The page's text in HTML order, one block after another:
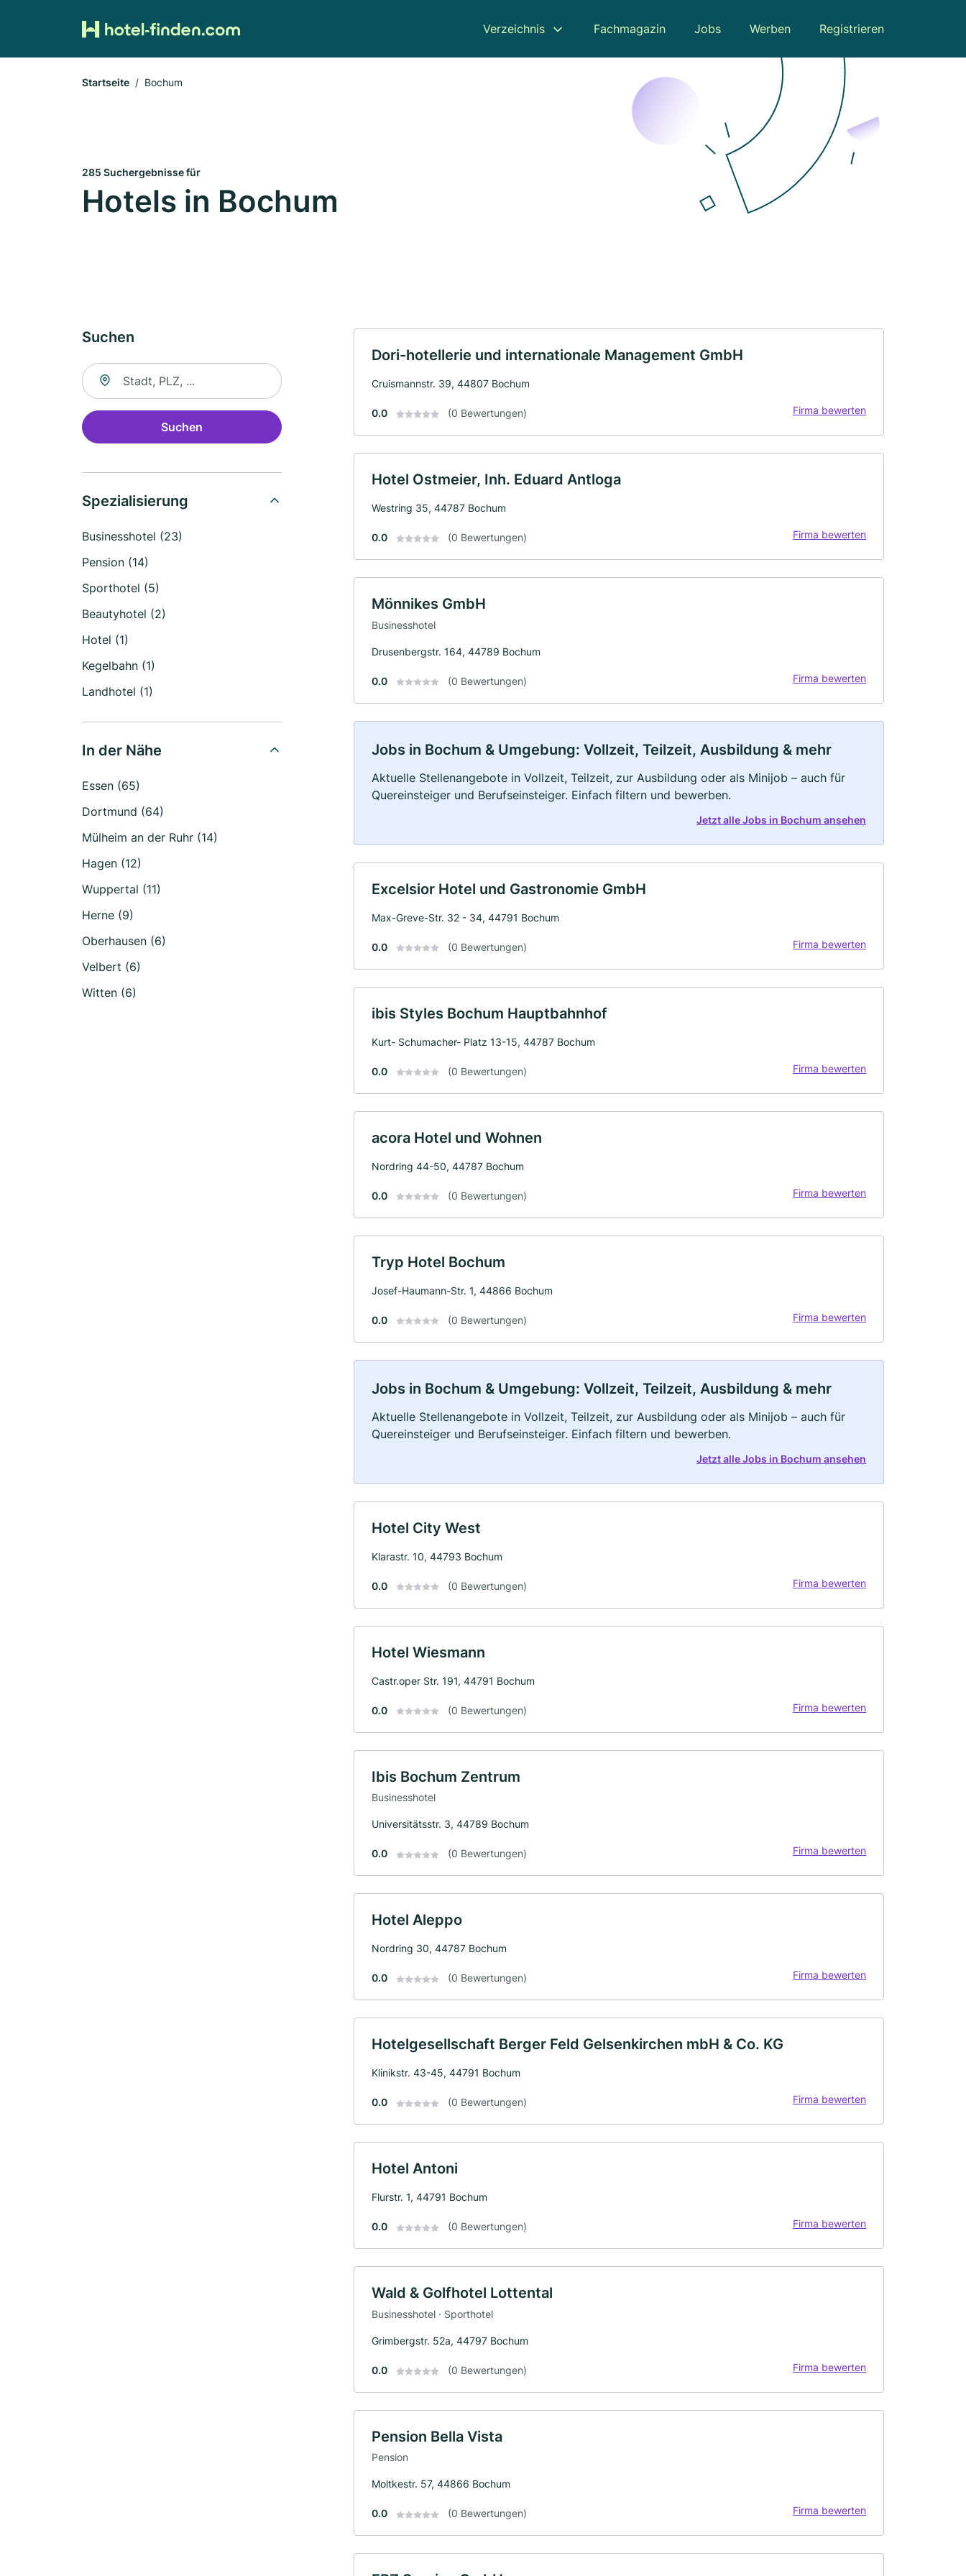
Verzeichnis Fachmagazin Jobs Werben Registrieren
Startseite Bochum
285 Suchergebnisse für
Hotels in Bochum
Suchen
Suche nach Ort
Suchen
Spezialisierung
Businesshotel (23)
Pension (14)
Sporthotel (5)
Beautyhotel (2)
Hotel (1)
Kegelbahn (1)
Landhotel (1)
In der Nähe
Essen (65)
Dortmund (64)
Mülheim an der Ruhr (14)
Hagen (12)
Wuppertal (11)
Herne (9)
Oberhausen (6)
Velbert (6)
Witten (6)
Dori-hotellerie und internationale Management GmbH
Cruismannstr. 39, 44807 Bochum
0.0 (0 Bewertungen) Firma bewerten
Hotel Ostmeier, Inh. Eduard Antloga
Westring 35, 44787 Bochum
0.0 (0 Bewertungen) Firma bewerten
Mönnikes GmbH
Businesshotel
Drusenbergstr. 164, 44789 Bochum
0.0 (0 Bewertungen) Firma bewerten
Jobs in Bochum & Umgebung: Vollzeit, Teilzeit, Ausbildung & mehr
Aktuelle Stellenangebote in Vollzeit, Teilzeit, zur Ausbildung oder als Minijob – auch für
Quereinsteiger und Berufseinsteiger. Einfach filtern und bewerben.
Jetzt alle Jobs in Bochum ansehen
Excelsior Hotel und Gastronomie GmbH
Max-Greve-Str. 32 - 34, 44791 Bochum
0.0 (0 Bewertungen) Firma bewerten
ibis Styles Bochum Hauptbahnhof
Kurt- Schumacher- Platz 13-15, 44787 Bochum
0.0 (0 Bewertungen) Firma bewerten
acora Hotel und Wohnen
Nordring 44-50, 44787 Bochum
0.0 (0 Bewertungen) Firma bewerten
Tryp Hotel Bochum
Josef-Haumann-Str. 1, 44866 Bochum
0.0 (0 Bewertungen) Firma bewerten
Jobs in Bochum & Umgebung: Vollzeit, Teilzeit, Ausbildung & mehr
Aktuelle Stellenangebote in Vollzeit, Teilzeit, zur Ausbildung oder als Minijob – auch für
Quereinsteiger und Berufseinsteiger. Einfach filtern und bewerben.
Jetzt alle Jobs in Bochum ansehen
Hotel City West
Klarastr. 10, 44793 Bochum
0.0 (0 Bewertungen) Firma bewerten
Hotel Wiesmann
Castr.oper Str. 191, 44791 Bochum
0.0 (0 Bewertungen) Firma bewerten
Ibis Bochum Zentrum
Businesshotel
Universitätsstr. 3, 44789 Bochum
0.0 (0 Bewertungen) Firma bewerten
Hotel Aleppo
Nordring 30, 44787 Bochum
0.0 (0 Bewertungen) Firma bewerten
Hotelgesellschaft Berger Feld Gelsenkirchen mbH & Co. KG
Klinikstr. 43-45, 44791 Bochum
0.0 (0 Bewertungen) Firma bewerten
Hotel Antoni
Flurstr. 1, 44791 Bochum
0.0 (0 Bewertungen) Firma bewerten
Wald & Golfhotel Lottental
Businesshotel · Sporthotel
Grimbergstr. 52a, 44797 Bochum
0.0 (0 Bewertungen) Firma bewerten
Pension Bella Vista
Pension
Moltkestr. 57, 44866 Bochum
0.0 (0 Bewertungen) Firma bewerten